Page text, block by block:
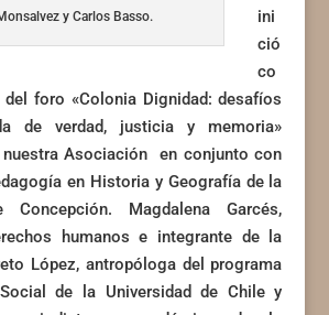
y Carlos Basso.
ini
ció
co
foro «Colonia Dignidad: desafíos
de verdad, justicia y memoria»
Asociación en conjunto con
en Historia y Geografía de la
Concepción. Magdalena Garcés,
humanos e integrante de la
López, antropóloga del programa
de la Universidad de Chile y